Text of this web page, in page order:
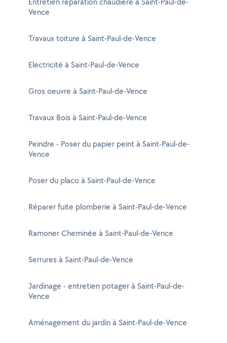
Vence
Travaux toiture à Saint-Paul-de-Vence
Electricité à Saint-Paul-de-Vence
Gros oeuvre à Saint-Paul-de-Vence
Travaux Bois à Saint-Paul-de-Vence
Peindre - Poser du papier peint à Saint-Paul-de-
Vence
Poser du placo à Saint-Paul-de-Vence
Réparer fuite plomberie à Saint-Paul-de-Vence
Ramoner Cheminée à Saint-Paul-de-Vence
Serrures à Saint-Paul-de-Vence
Jardinage - entretien potager à Saint-Paul-de-
Vence
Aménagement du jardin à Saint-Paul-de-Vence